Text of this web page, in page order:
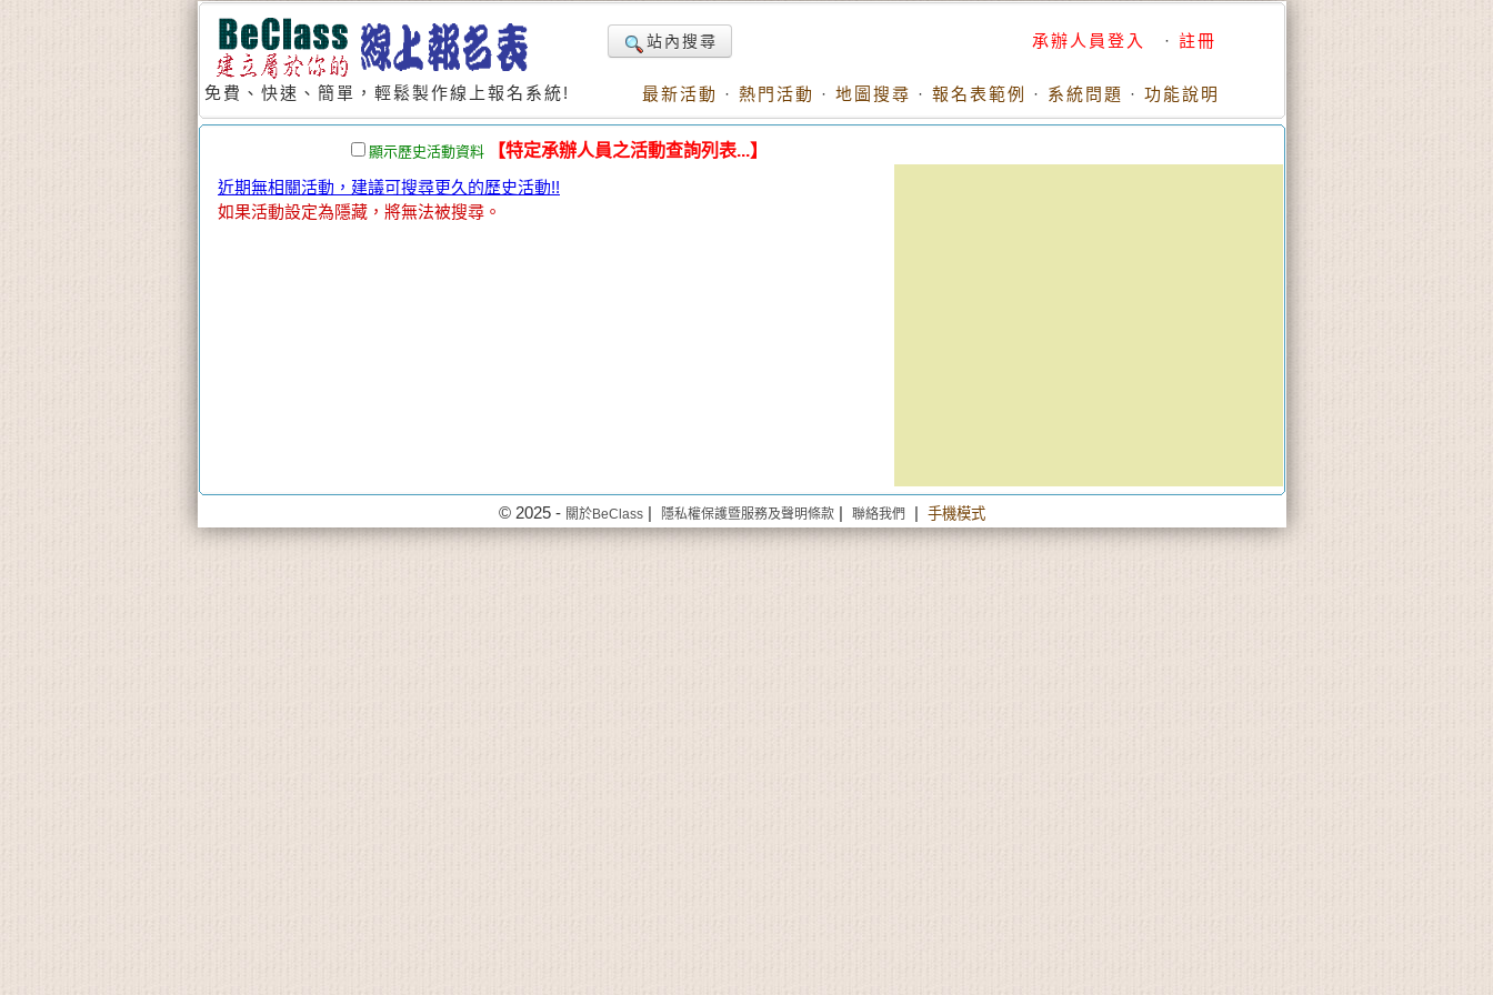
免費、快速、簡單，輕鬆製作線上報名系統!
站內搜尋 承辦人員登入 · 註冊
最新活動 · 熱門活動 · 地圖搜尋 · 報名表範例 · 系統問題 · 功能說明
顯示歷史活動資料
【特定承辦人員之活動查詢列表...】
近期無相關活動，建議可搜尋更久的歷史活動!!
如果活動設定為隱藏，將無法被搜尋。
© 2025 - 關於BeClass | 隱私權保護暨服務及聲明條款 | 聯絡我們 | 手機模式